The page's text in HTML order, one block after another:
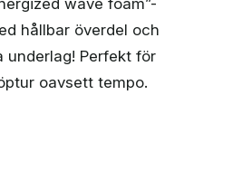
wave foam”-
hållbar överdel och
underlag! Perfekt för
oavsett tempo.